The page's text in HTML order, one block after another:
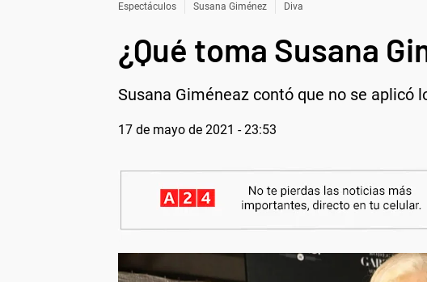
Espectáculos Susana Giménez Diva
¿Qué toma Susana
Susana Giméneaz contó que no se
17 de mayo de 2021 - 23:53